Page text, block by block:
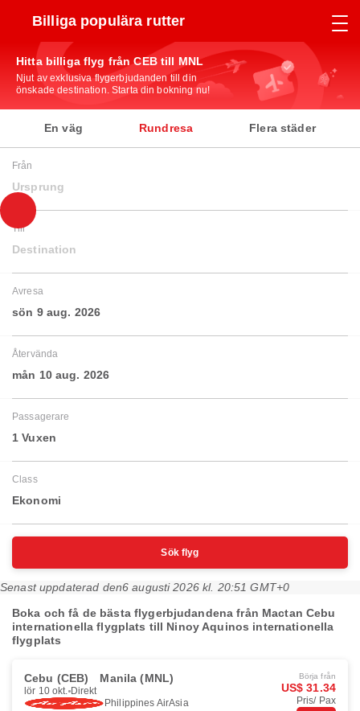
Billiga populära rutter
Hitta billiga flyg från CEB till MNL
Njut av exklusiva flygerbjudanden till din
önskade destination. Starta din bokning nu!
En väg Rundresa Flera städer
Från
Ursprung
Till
Destination
Avresa
sön 9 aug. 2026
Återvända
mån 10 aug. 2026
Passagerare
1 Vuxen
Class
Ekonomi
Sök flyg
Senast uppdaterad den6 augusti 2026 kl. 20:51 GMT+0
Boka och få de bästa flygerbjudandena från Mactan Cebu
internationella flygplats till Ninoy Aquinos internationella
flygplats
Cebu (CEB) Manila (MNL)
lör 10 okt. Direkt
Philippines AirAsia
Börja från
US$ 31.34
Pris/ Pax